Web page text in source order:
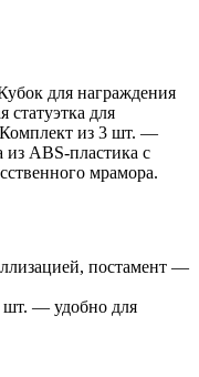
для награждения
статуэтка для
Комплект из 3 шт. —
из ABS-пластика с
мрамора.
постамент —
шт. — удобно для